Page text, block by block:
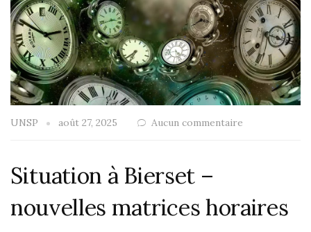
UNSP août 27, 2025 Aucun commentaire
Situation à Bierset –
nouvelles matrices horaires